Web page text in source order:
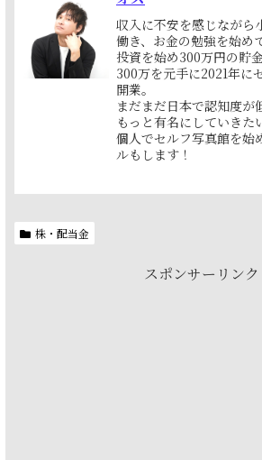
収入に不安を感じながら
働き、お金の勉強を始め
投資を始め300万円の貯
300万を元手に2021年に
開業。
まだまだ日本で認知度が
もっと有名にしていきた
個人でセルフ写真館を始
ルもします！
株・配当金
スポンサーリンク